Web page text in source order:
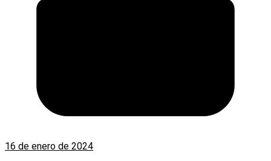
16 de enero de 2024